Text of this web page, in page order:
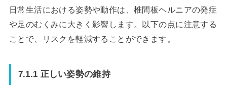
日常生活における姿勢や動作は、椎間板ヘルニアの発症
や足のむくみに大きく影響します。以下の点に注意する
ことで、リスクを軽減することができます。
7.1.1 正しい姿勢の維持